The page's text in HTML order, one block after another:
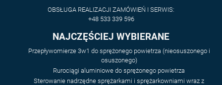
OBSŁUGA REALIZACJI ZAMÓWIEŃ I SERWIS:
+48 533 339 596
NAJCZĘŚCIEJ WYBIERANE
Przepływomierze 3w1 do sprężonego powietrza (nieosuszonego i
osuszonego)
Rurociągi aluminiowe do sprężonego powietrza
Sterowanie nadrzędne sprężarkami i sprężarkowniami wraz z